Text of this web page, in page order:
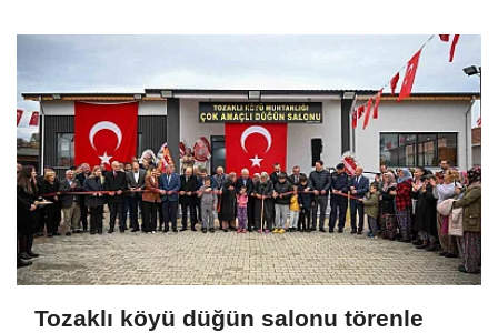
Tozaklı köyü düğün salonu törenle